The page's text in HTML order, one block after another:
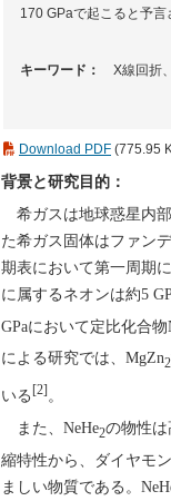
170 GPaで起こると予言
キーワード： X線回折
Download PDF (775.95
背景と研究目的：
希ガスは地球惑星内
た希ガス固体はファン
期表において第一周期
に属するネオンは約5
GPaにおいて定比化合物
による研究では、MgZn2
いる [2] 。
また、NeHe2の物性
縮特性から、ダイヤモ
ましい物質である。